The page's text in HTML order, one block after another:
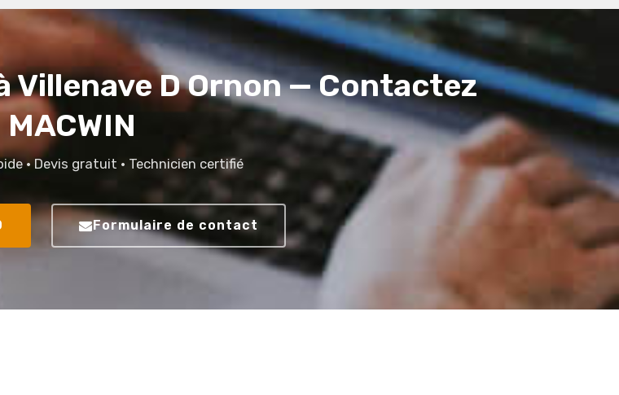
D Ornon — Contactez
MACWIN
· Devis gratuit · Technicien certifié
Formulaire de contact